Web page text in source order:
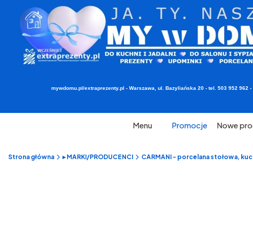
mywdomu.pl/extraprezenty.pl - Warszawa, ul. Bazyliańska 20 - tel. 503 952 962
Menu Promocje Nowe
Strona główna ▸ MARKI/PRODUCENCI CARMANI - porcelana stołowa,